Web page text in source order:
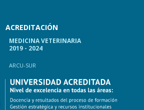
ACREDITACIÓN
MEDICINA VETERINARIA
2019 - 2024
ARCU-SUR